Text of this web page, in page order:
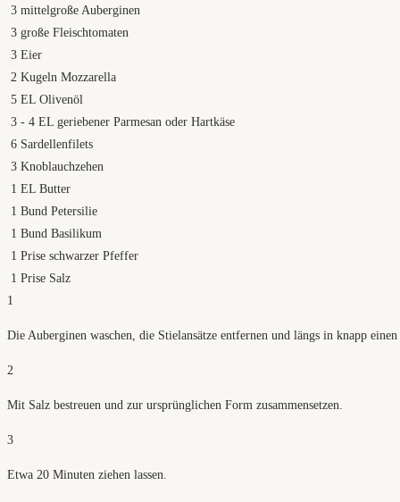
3 mittelgroße Auberginen
3 große Fleischtomaten
3 Eier
2 Kugeln Mozzarella
5 EL Olivenöl
3 - 4 EL geriebener Parmesan oder Hartkäse
6 Sardellenfilets
3 Knoblauchzehen
1 EL Butter
1 Bund Petersilie
1 Bund Basilikum
1 Prise schwarzer Pfeffer
1 Prise Salz
1
Die Auberginen waschen, die Stielansätze entfernen und längs in knapp
2
Mit Salz bestreuen und zur ursprünglichen Form zusammensetzen.
3
Etwa 20 Minuten ziehen lassen.